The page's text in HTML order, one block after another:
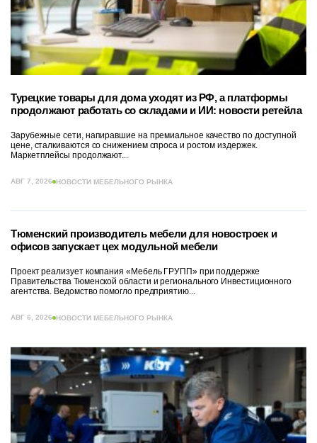
Турецкие товары для дома уходят из РФ, а платформы
продолжают работать со складами и ИИ: новости ретейла
Зарубежные сети, напиравшие на премиальное качество по доступной
цене, сталкиваются со снижением спроса и ростом издержек.
Маркетплейсы продолжают...
АВГ 7, 2026 НОВОСТИ МЕБЕЛЬНОГО РЫНКА
Тюменский производитель мебели для новостроек и
офисов запускает цех модульной мебели
Проект реализует компания «Мебель ГРУПП» при поддержке
Правительства Тюменской области и регионального Инвестиционного
агентства. Ведомство помогло предприятию...
АВГ 6, 2026 НОВОСТИ МЕБЕЛЬНОГО РЫНКА